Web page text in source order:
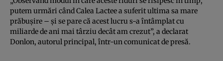
putem urmări când Calea Lactee a suferit ultima sa mare
prăbușire – și se pare că acest lucru s-a întâmplat cu
miliarde de ani mai târziu decât am crezut”, a declarat
Donlon, autorul principal, într-un comunicat de presă.